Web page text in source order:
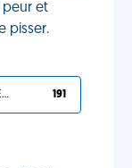
peur et
pisser.
TU L'AS BIEN MÉRITÉ 191